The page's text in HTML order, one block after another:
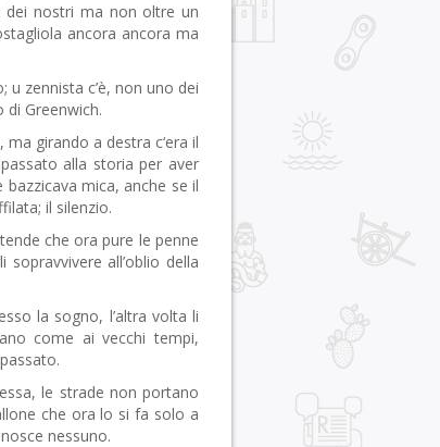
dei nostri ma non oltre un
ancora ancora ma
zennista c’è, non uno dei
Greenwich.
girando a destra c‘era il
alla storia per aver
mica, anche se il
il silenzio.
che ora pure le penne
all’oblio della
la sogno, l’altra volta li
come ai vecchi tempi,
le strade non portano
che ora lo si fa solo a
nessuno.